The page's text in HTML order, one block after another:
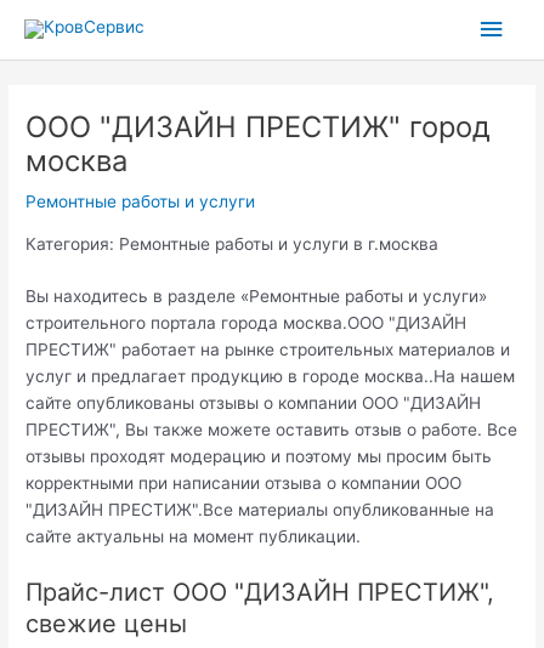
содержимому
ООО "ДИЗАЙН ПРЕСТИЖ" город
москва
Ремонтные работы и услуги
Категория: Ремонтные работы и услуги в г.москва
Вы находитесь в разделе «Ремонтные работы и услуги»
строительного портала города москва.ООО "ДИЗАЙН
ПРЕСТИЖ" работает на рынке строительных материалов и
услуг и предлагает продукцию в городе москва..На нашем
сайте опубликованы отзывы о компании ООО "ДИЗАЙН
ПРЕСТИЖ", Вы также можете оставить отзыв о работе. Все
отзывы проходят модерацию и поэтому мы просим быть
корректными при написании отзыва о компании ООО
"ДИЗАЙН ПРЕСТИЖ".Все материалы опубликованные на
сайте актуальны на момент публикации.
Прайс-лист ООО "ДИЗАЙН ПРЕСТИЖ",
свежие цены